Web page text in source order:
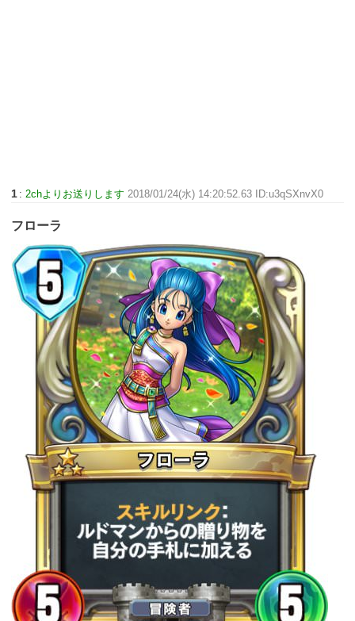
1 :2chよりお送りします 2018/01/24(水) 14:20:52.63 ID:u3qSXnvX0
フローラ